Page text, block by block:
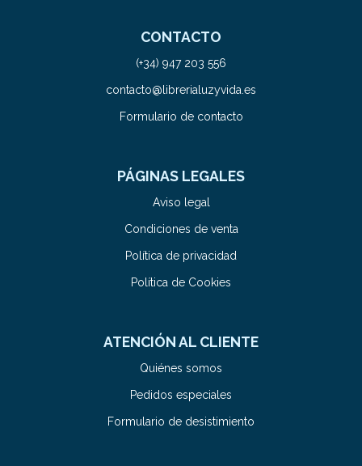
CONTACTO
(+34) 947 203 556
contacto@librerialuzyvida.es
Formulario de contacto
PÁGINAS LEGALES
Aviso legal
Condiciones de venta
Política de privacidad
Política de Cookies
ATENCIÓN AL CLIENTE
Quiénes somos
Pedidos especiales
Formulario de desistimiento